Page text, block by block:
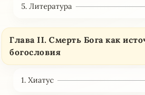
5. Литература
Глава II. Смерть Бога как
богословия
1. Хиатус